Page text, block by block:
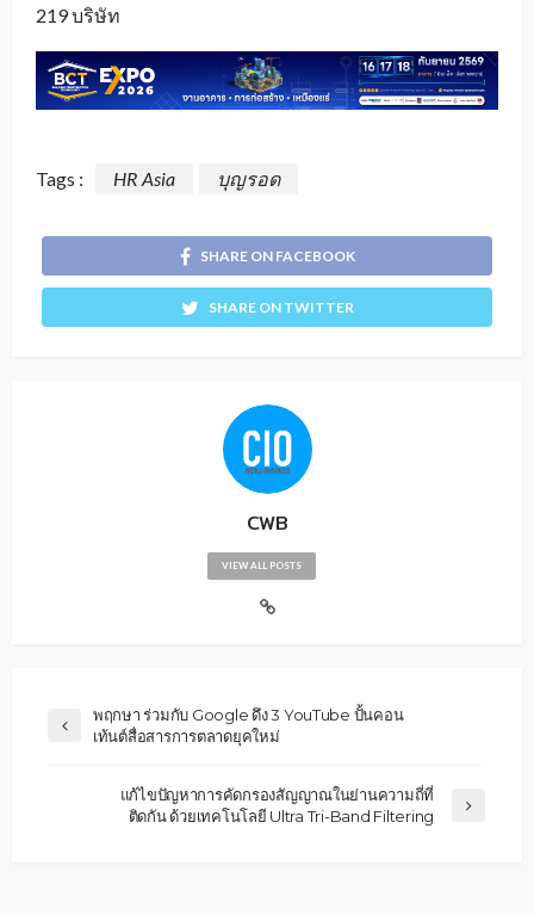
219 บริษัท
Tags : HR Asia บุญรอด
SHARE ON FACEBOOK
SHARE ON TWITTER
CWB
VIEW ALL POSTS
พฤกษา ร่วมกับ Google ดึง 3 YouTube ปั้นคอน
เท้นต์สื่อสารการตลาดยุคใหม่
แก้ไขปัญหาการคัดกรองสัญญาณในย่านความถี่ที่
ติดกัน ด้วยเทคโนโลยี Ultra Tri-Band Filtering